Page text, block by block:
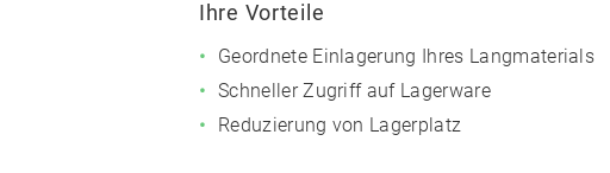
Ihre Vorteile
Geordnete Einlagerung Ihres Langmaterials
Schneller Zugriff auf Lagerware
Reduzierung von Lagerplatz